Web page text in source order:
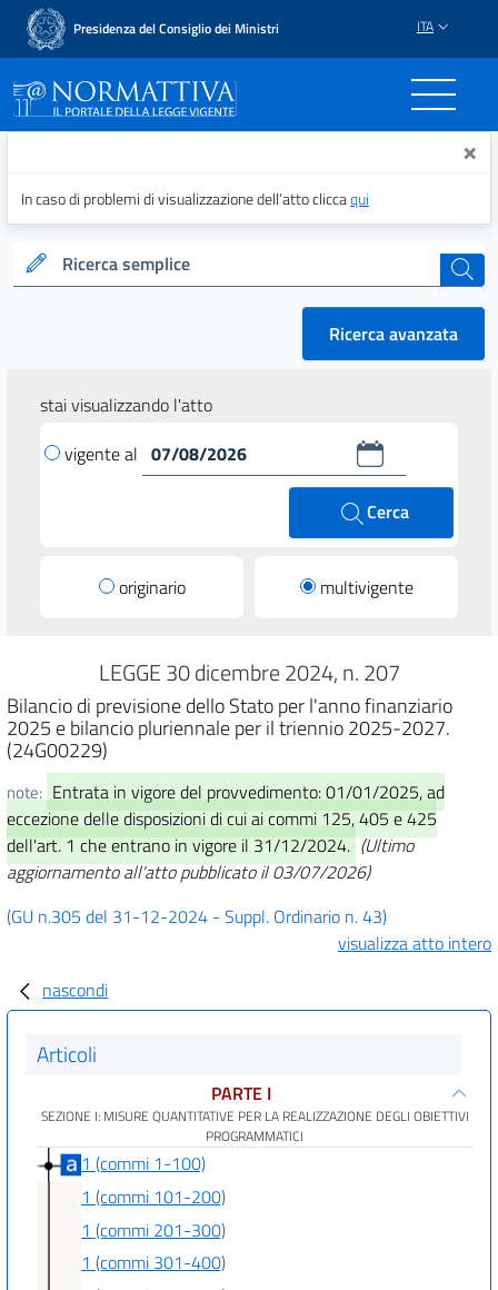
Presidenza del Consiglio dei Ministri ITA
Normattiva - Il portale ×
In caso di problemi di visualizzazione dell’atto cliccaqui
Ricerca semplice cerca
Ricerca avanzata
stai visualizzando l'atto
vigente al
Cerca
originario multivigente
LEGGE 30 dicembre 2024, n. 207
Bilancio di previsione dello Stato per l'anno finanziario
2025 e bilancio pluriennale per il triennio 2025-2027.
(24G00229)
note: Entrata in vigore del provvedimento: 01/01/2025, ad
eccezione delle disposizioni di cui ai commi 125, 405 e 425
dell'art. 1 che entrano in vigore il 31/12/2024. (Ultimo
aggiornamento all'atto pubblicato il 03/07/2026)
(GU n.305 del 31-12-2024 - Suppl. Ordinario n. 43)
visualizza atto intero
nascondi
Articoli
PARTE I
SEZIONE I: MISURE QUANTITATIVE PER LA REALIZZAZIONE DEGLI OBIETTIVI
PROGRAMMATICI
1 (commi 1-100)
1 (commi 101-200)
1 (commi 201-300)
1 (commi 301-400)